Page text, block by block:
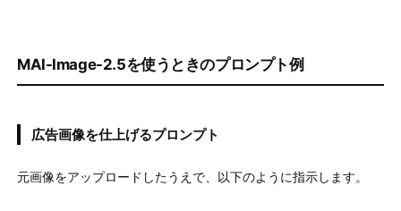
MAI-Image-2.5を使うときのプロンプト例
広告画像を仕上げるプロンプト
元画像をアップロードしたうえで、以下のように指示します。